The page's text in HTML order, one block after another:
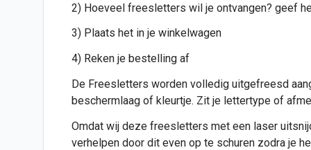
2) Hoeveel freesletters wil je ontvangen? geef
3) Plaats het in je winkelwagen
4) Reken je bestelling af
De Freesletters worden volledig uitgefreesd
beschermlaag of kleurtje. Zit je lettertype of
Omdat wij deze freesletters met een laser
verhelpen door dit even op te schuren zodra je